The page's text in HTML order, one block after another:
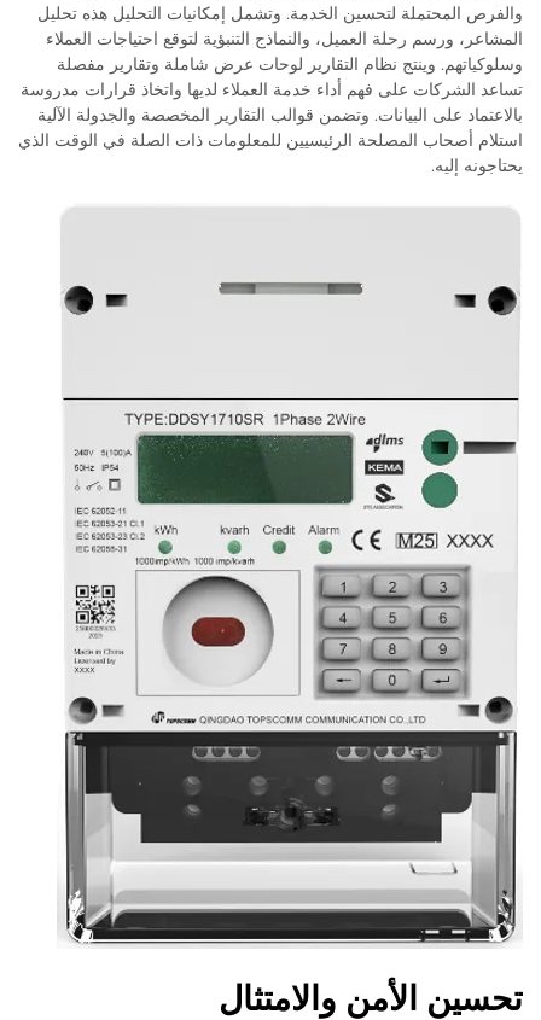
والفرص المحتملة لتحسين الخدمة. وتشمل إمكانيات التحليل هذه تحليل
المشاعر، ورسم رحلة العميل، والنماذج التنبؤية لتوقع احتياجات العملاء
وسلوكياتهم. وينتج نظام التقارير لوحات عرض شاملة وتقارير مفصلة
تساعد الشركات على فهم أداء خدمة العملاء لديها واتخاذ قرارات مدروسة
بالاعتماد على البيانات. وتضمن قوالب التقارير المخصصة والجدولة الآلية
استلام أصحاب المصلحة الرئيسيين للمعلومات ذات الصلة في الوقت الذي
يحتاجونه إليه.
تحسين الأمن والامتثال